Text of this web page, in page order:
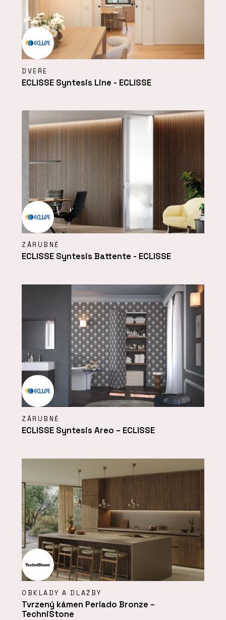
DVEŘE
ECLISSE Syntesis Line - ECLISSE
ZÁRUBNĚ
ECLISSE Syntesis Battente - ECLISSE
ZÁRUBNĚ
ECLISSE Syntesis Areo – ECLISSE
OBKLADY A DLAŽBY
Tvrzený kámen Perlado Bronze –
TechniStone